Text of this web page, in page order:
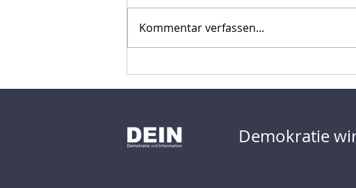
Kommentar verfassen...
Demokratie